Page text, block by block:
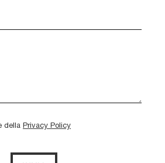
della Privacy Policy